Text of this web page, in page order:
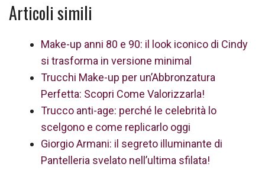
Articoli simili
Make-up anni 80 e 90: il look iconico di Cindy
si trasforma in versione minimal
Trucchi Make-up per un’Abbronzatura
Perfetta: Scopri Come Valorizzarla!
Trucco anti-age: perché le celebrità lo
scelgono e come replicarlo oggi
Giorgio Armani: il segreto illuminante di
Pantelleria svelato nell’ultima sfilata!